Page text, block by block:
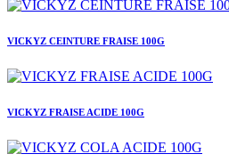
VICKYZ CEINTURE FRAISE 100G
VICKYZ FRAISE ACIDE 100G